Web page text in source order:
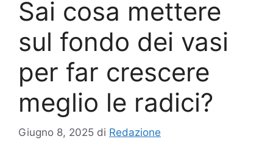
Sai cosa mettere
sul fondo dei vasi
per far crescere
meglio le radici?
Giugno 8, 2025 di Redazione